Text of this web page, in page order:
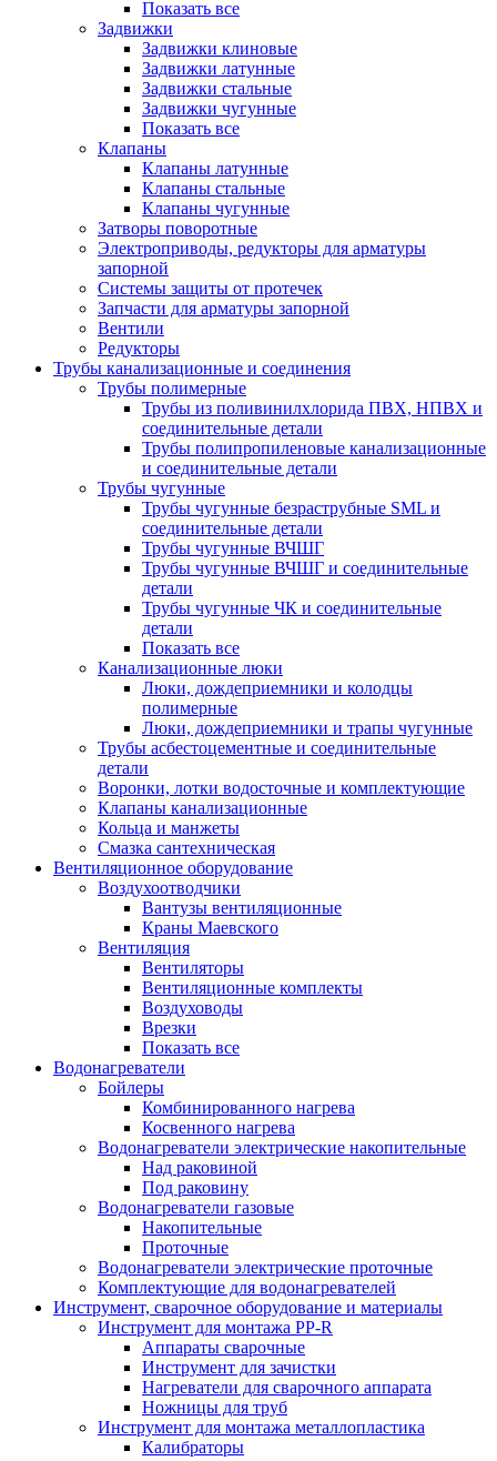
Показать все
Задвижки
Задвижки клиновые
Задвижки латунные
Задвижки стальные
Задвижки чугунные
Показать все
Клапаны
Клапаны латунные
Клапаны стальные
Клапаны чугунные
Затворы поворотные
Электроприводы, редукторы для арматуры
запорной
Системы защиты от протечек
Запчасти для арматуры запорной
Вентили
Редукторы
Трубы канализационные и соединения
Трубы полимерные
Трубы из поливинилхлорида ПВХ, НПВХ и
соединительные детали
Трубы полипропиленовые канализационные
и соединительные детали
Трубы чугунные
Трубы чугунные безраструбные SML и
соединительные детали
Трубы чугунные ВЧШГ
Трубы чугунные ВЧШГ и соединительные
детали
Трубы чугунные ЧК и соединительные
детали
Показать все
Канализационные люки
Люки, дождеприемники и колодцы
полимерные
Люки, дождеприемники и трапы чугунные
Трубы асбестоцементные и соединительные
детали
Воронки, лотки водосточные и комплектующие
Клапаны канализационные
Кольца и манжеты
Смазка сантехническая
Вентиляционное оборудование
Воздухоотводчики
Вантузы вентиляционные
Краны Маевского
Вентиляция
Вентиляторы
Вентиляционные комплекты
Воздуховоды
Врезки
Показать все
Водонагреватели
Бойлеры
Комбинированного нагрева
Косвенного нагрева
Водонагреватели электрические накопительные
Над раковиной
Под раковину
Водонагреватели газовые
Накопительные
Проточные
Водонагреватели электрические проточные
Комплектующие для водонагревателей
Инструмент, сварочное оборудование и материалы
Инструмент для монтажа PP-R
Аппараты сварочные
Инструмент для зачистки
Нагреватели для сварочного аппарата
Ножницы для труб
Инструмент для монтажа металлопластика
Калибраторы